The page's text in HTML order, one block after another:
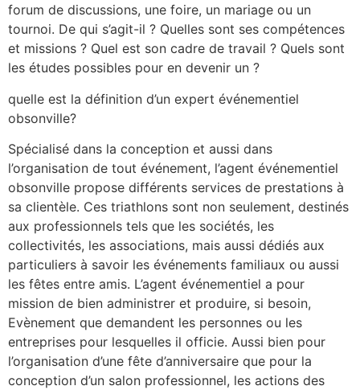
forum de discussions, une foire, un mariage ou un
tournoi. De qui s’agit-il ? Quelles sont ses compétences
et missions ? Quel est son cadre de travail ? Quels sont
les études possibles pour en devenir un ?
quelle est la définition d’un expert événementiel
obsonville?
Spécialisé dans la conception et aussi dans
l’organisation de tout événement, l’agent événementiel
obsonville propose différents services de prestations à
sa clientèle. Ces triathlons sont non seulement, destinés
aux professionnels tels que les sociétés, les
collectivités, les associations, mais aussi dédiés aux
particuliers à savoir les événements familiaux ou aussi
les fêtes entre amis. L’agent événementiel a pour
mission de bien administrer et produire, si besoin,
Evènement que demandent les personnes ou les
entreprises pour lesquelles il officie. Aussi bien pour
l’organisation d’une fête d’anniversaire que pour la
conception d’un salon professionnel, les actions des